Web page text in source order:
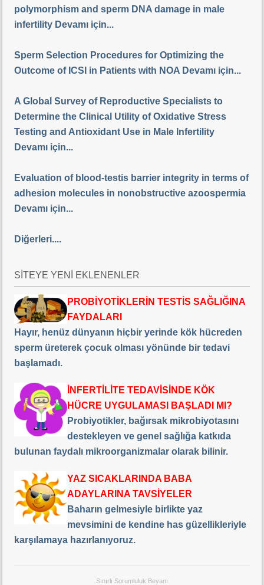
polymorphism and sperm DNA damage in male
infertility Devamı için...
Sperm Selection Procedures for Optimizing the
Outcome of ICSI in Patients with NOA Devamı için...
A Global Survey of Reproductive Specialists to
Determine the Clinical Utility of Oxidative Stress
Testing and Antioxidant Use in Male Infertility
Devamı için...
Evaluation of blood-testis barrier integrity in terms of
adhesion molecules in nonobstructive azoospermia
Devamı için...
Diğerleri....
SİTEYE YENİ EKLENENLER
PROBİYOTİKLERİN TESTİS SAĞLIĞINA
FAYDALARI
Hayır, henüz dünyanın hiçbir yerinde kök hücreden
sperm üreterek çocuk olması yönünde bir tedavi
başlamadı.
İNFERTİLİTE TEDAVİSİNDE KÖK
HÜCRE UYGULAMASI BAŞLADI MI?
Probiyotikler, bağırsak mikrobiyotasını
destekleyen ve genel sağlığa katkıda
bulunan faydalı mikroorganizmalar olarak bilinir.
YAZ SICAKLARINDA BABA
ADAYLARINA TAVSİYELER
Baharın gelmesiyle birlikte yaz
mevsimini de kendine has güzellikleriyle
karşılamaya hazırlanıyoruz.
Sınırlı Sorumluluk Beyanı